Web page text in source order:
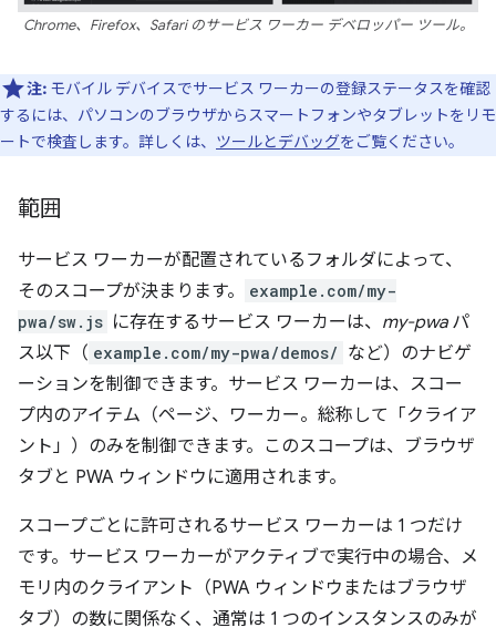
Chrome、Firefox、Safari のサービス ワーカー デベロッパー ツール。
注: モバイル デバイスでサービス ワーカーの登録ステータスを確認
するには、パソコンのブラウザからスマートフォンやタブレットをリモ
ートで検査します。詳しくは、 ツールとデバッグをご覧ください。
範囲
サービス ワーカーが配置されているフォルダによって、
そのスコープが決まります。
example.com/my-
pwa/sw.js に存在するサービス ワーカーは、 my-pwaパ
ス以下（ example.com/my-pwa/demos/ など）のナビゲ
ーションを制御できます。サービス ワーカーは、スコー
プ内のアイテム（ページ、ワーカー。総称して「クライア
ント」）のみを制御できます。このスコープは、ブラウザ
タブと PWA ウィンドウに適用されます。
スコープごとに許可されるサービス ワーカーは 1 つだけ
です。 サービス ワーカーがアクティブで実行中の場合、メ
モリ内のクライアント（PWA ウィンドウまたはブラウザ
タブ）の数に関係なく、通常は 1 つのインスタンスのみが